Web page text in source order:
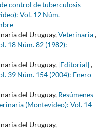
control de tuberculosis
Vol. 12 Núm.
del Uruguay,Veterinaria,
18 Núm. 82 (1982):
del Uruguay, [Editorial],
39 Núm. 154 (2004): Enero -
del Uruguay, Resúmenes
(Montevideo): Vol. 14
del Uruguay,